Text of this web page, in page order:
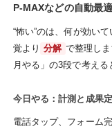
P-MAXなどの自動最
“怖い”のは、何が効い
覚より 分解 で整理し
月やる」の3段で考える
今日やる：計測と成果
電話タップ、フォーム